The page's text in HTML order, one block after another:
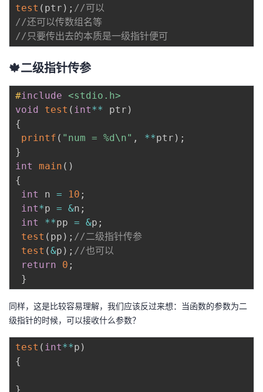
test ( ptr ) ; //可以
//还可以传数组名等
//只要传出去的本质是一级指针便可
🍁二级指针传参
#include <stdio.h>
void
test ( int** ptr )
{
printf ( "num = %d\n" , **ptr ) ;
}
int
main ( )
{
int
n = 10 ;
int*p = &n ;
int
**pp = &p ;
test ( pp ) ; //二级指针传参
test (&p ) ; //也可以
return
0 ;
}
同样，这是比较容易理解，我们应该反过来想：当函数的参数为二
级指针的时候，可以接收什么参数？
test ( int**p )
{
}